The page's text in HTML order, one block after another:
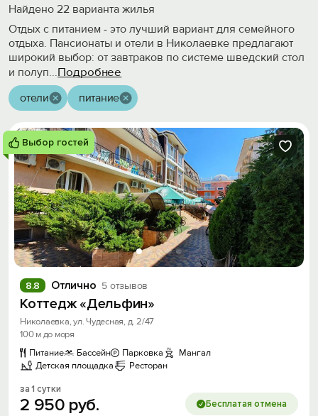
Найдено 22 варианта жилья
Отдых с питанием - это лучший вариант для семейного
отдыха. Пансионаты и отели в Николаевке предлагают
широкий выбор: от завтраков по системе шведский стол
и полуп...Подробнее
отели питание
Выбор гостей
Отлично 5 отзывов
8.8
Коттедж «Дельфин»
Николаевка, ул. Чудесная, д. 2/47
100 м до моря
Питание
Бассейн Парковка
Мангал
Детская площадка
Ресторан
за 1 сутки
2 950 руб. Бесплатая отмена